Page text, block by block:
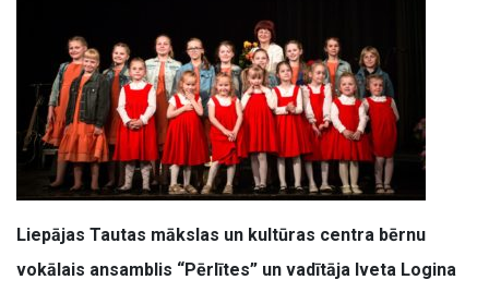
Liepājas Tautas mākslas un kultūras centra bērnu
vokālais ansamblis “Pērlītes” un vadītāja Iveta Logina